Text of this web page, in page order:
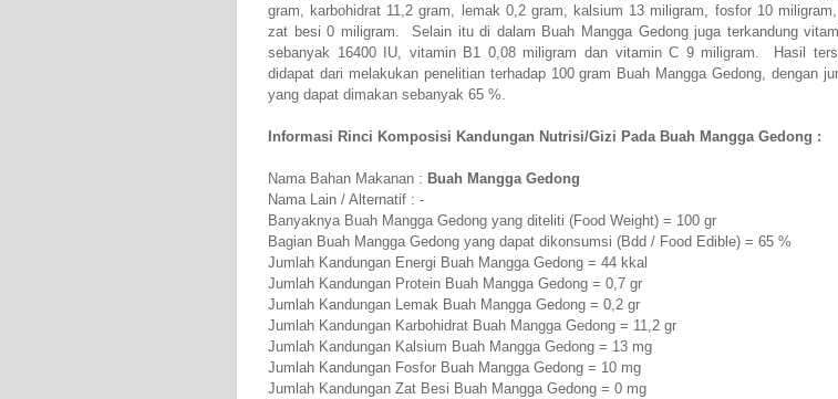
gram, karbohidrat 11,2 gram, lemak 0,2 gram, kalsium 13 miligram, fosfor 10
zat besi 0 miligram. Selain itu di dalam Buah Mangga Gedong juga terkandung
sebanyak 16400 IU, vitamin B1 0,08 miligram dan vitamin C 9 miligram. Hasil
didapat dari melakukan penelitian terhadap 100 gram Buah Mangga Gedong, dengan
yang dapat dimakan sebanyak 65 %.
Informasi Rinci Komposisi Kandungan Nutrisi/Gizi Pada Buah Mangga Gedong :
Nama Bahan Makanan : Buah Mangga Gedong
Nama Lain / Alternatif : -
Banyaknya Buah Mangga Gedong yang diteliti (Food Weight) = 100 gr
Bagian Buah Mangga Gedong yang dapat dikonsumsi (Bdd / Food Edible) = 65 %
Jumlah Kandungan Energi Buah Mangga Gedong = 44 kkal
Jumlah Kandungan Protein Buah Mangga Gedong = 0,7 gr
Jumlah Kandungan Lemak Buah Mangga Gedong = 0,2 gr
Jumlah Kandungan Karbohidrat Buah Mangga Gedong = 11,2 gr
Jumlah Kandungan Kalsium Buah Mangga Gedong = 13 mg
Jumlah Kandungan Fosfor Buah Mangga Gedong = 10 mg
Jumlah Kandungan Zat Besi Buah Mangga Gedong = 0 mg